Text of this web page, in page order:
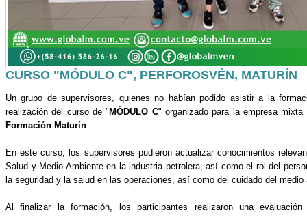
CURSO "MÓDULO C", PERFOROSVÉN, MATURÍN
Un grupo de supervisores, quienes no habían podido asistir a la
realización del curso de "MÓDULO C" organizado para la empresa mixta
Formación Maturín
En este curso, los supervisores pudieron actualizar conocimientos
Salud y Medio Ambiente en la industria petrolera, así como el rol del
la seguridad y la salud en las operaciones, así como del cuidado del medio
Al finalizar la formación, los participantes realizaron una